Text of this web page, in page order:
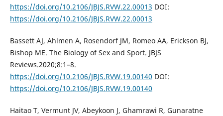
https://doi.org/10.2106/JBJS.RVW.22.00013 DOI:
https://doi.org/10.2106/JBJS.RVW.22.00013
Bassett AJ, Ahlmen A, Rosendorf JM, Romeo AA, Erickson BJ,
Bishop ME. The Biology of Sex and Sport. JBJS
Reviews.2020;8:1–8.
https://doi.org/10.2106/JBJS.RVW.19.00140 DOI:
https://doi.org/10.2106/JBJS.RVW.19.00140
Haitao T, Vermunt JV, Abeykoon J, Ghamrawi R, Gunaratne